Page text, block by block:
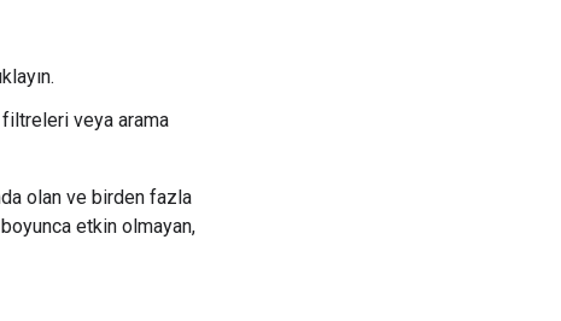
veya arama
olan ve birden fazla
etkin olmayan,